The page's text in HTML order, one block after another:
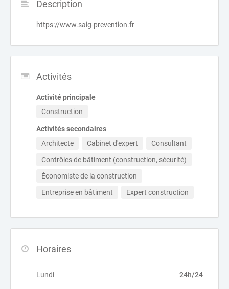
Description
https://www.saig-prevention.fr
Activités
Activité principale
Construction
Activités secondaires
Architecte
Cabinet d'expert
Consultant
Contrôles de bâtiment (construction, sécurité)
Économiste de la construction
Entreprise en bâtiment
Expert construction
Horaires
Lundi 24h/24